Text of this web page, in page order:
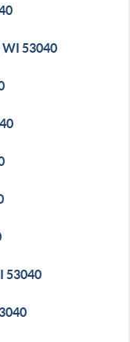
WI 53040
53040